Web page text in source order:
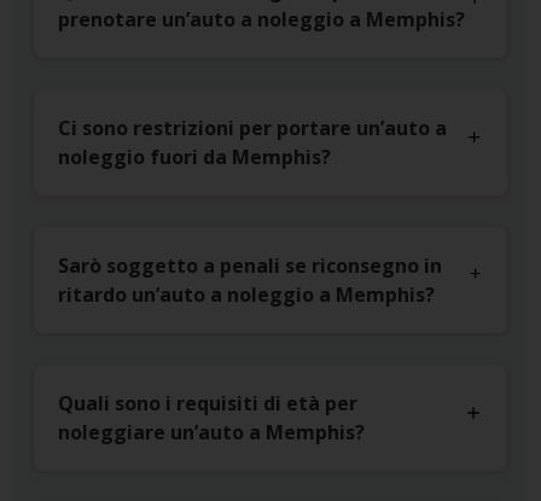
prenotare un’auto a noleggio a Memphis?
Ci sono restrizioni per portare un’auto a
noleggio fuori da Memphis?
Sarò soggetto a penali se riconsegno in
ritardo un’auto a noleggio a Memphis?
Quali sono i requisiti di età per
noleggiare un’auto a Memphis?